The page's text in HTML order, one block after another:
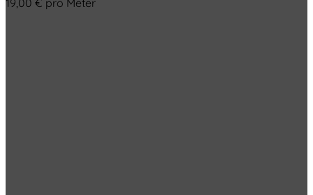
19,00 € pro Meter